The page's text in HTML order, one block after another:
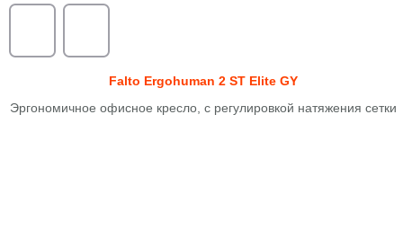
Falto Ergohuman 2 ST Elite GY
Эргономичное офисное кресло, с регулировкой натяжения сетки